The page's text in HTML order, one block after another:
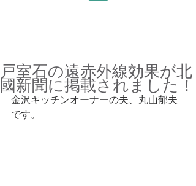
戸室石の遠赤外線効果が北
國新聞に掲載されました！
金沢キッチンオーナーの夫、丸山郁夫
です。